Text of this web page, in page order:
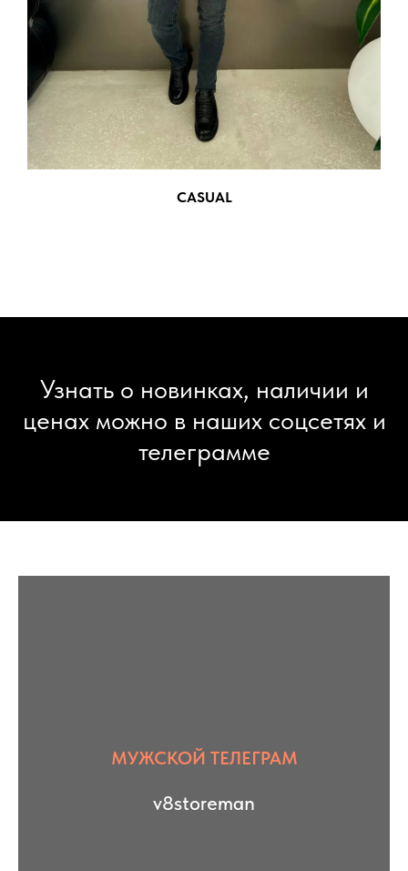
CASUAL
Узнать о новинках, наличии и
ценах можно в наших соцсетях и
телеграмме
МУЖСКОЙ ТЕЛЕГРАМ
v8storeman